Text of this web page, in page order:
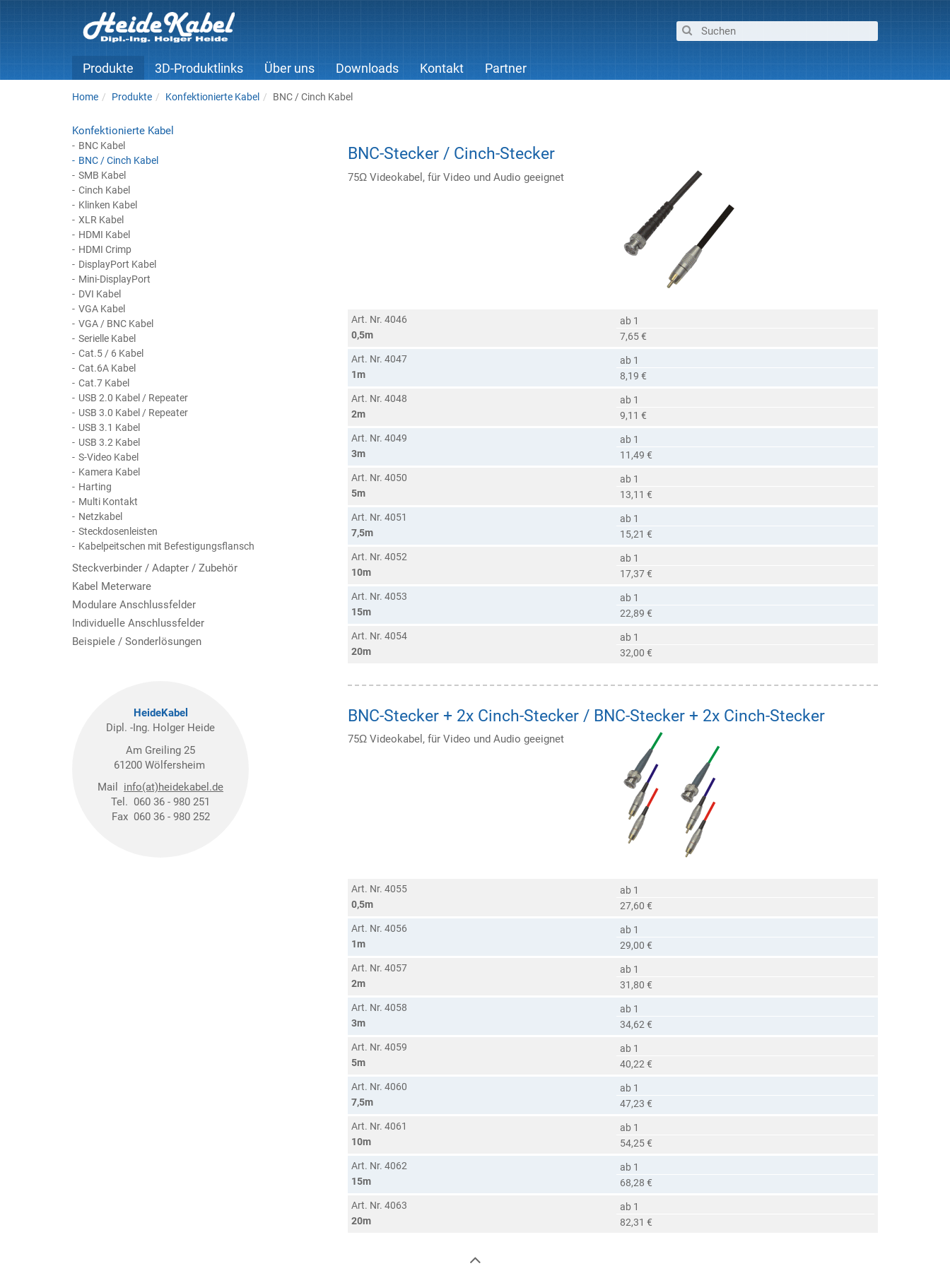
Produkte 3D-Produktlinks Über uns Downloads Kontakt Partner
Home Produkte Konfektionierte Kabel BNC / Cinch Kabel
Konfektionierte Kabel
BNC Kabel
BNC / Cinch Kabel
SMB Kabel
Cinch Kabel
Klinken Kabel
XLR Kabel
HDMI Kabel
HDMI Crimp
DisplayPort Kabel
Mini-DisplayPort
DVI Kabel
VGA Kabel
VGA / BNC Kabel
Serielle Kabel
Cat.5 / 6 Kabel
Cat.6A Kabel
Cat.7 Kabel
USB 2.0 Kabel / Repeater
USB 3.0 Kabel / Repeater
USB 3.1 Kabel
USB 3.2 Kabel
S-Video Kabel
Kamera Kabel
Harting
Multi Kontakt
Netzkabel
Steckdosenleisten
Kabelpeitschen mit Befestigungsflansch
Steckverbinder / Adapter / Zubehör
Kabel Meterware
Modulare Anschlussfelder
Individuelle Anschlussfelder
Beispiele / Sonderlösungen
HeideKabel
Dipl. -Ing. Holger Heide
Am Greiling 25
61200 Wölfersheim
Mail info(at)heidekabel.de
Tel. 060 36 - 980 251
Fax 060 36 - 980 252
BNC-Stecker / Cinch-Stecker
75Ω Videokabel, für Video und Audio geeignet
Art. Nr. 4046
0,5m
ab 1
7,65 €
Art. Nr. 4047
1m
ab 1
8,19 €
Art. Nr. 4048
2m
ab 1
9,11 €
Art. Nr. 4049
3m
ab 1
11,49 €
Art. Nr. 4050
5m
ab 1
13,11 €
Art. Nr. 4051
7,5m
ab 1
15,21 €
Art. Nr. 4052
10m
ab 1
17,37 €
Art. Nr. 4053
15m
ab 1
22,89 €
Art. Nr. 4054
20m
ab 1
32,00 €
BNC-Stecker + 2x Cinch-Stecker / BNC-Stecker + 2x Cinch-Stecker
75Ω Videokabel, für Video und Audio geeignet
Art. Nr. 4055
0,5m
ab 1
27,60 €
Art. Nr. 4056
1m
ab 1
29,00 €
Art. Nr. 4057
2m
ab 1
31,80 €
Art. Nr. 4058
3m
ab 1
34,62 €
Art. Nr. 4059
5m
ab 1
40,22 €
Art. Nr. 4060
7,5m
ab 1
47,23 €
Art. Nr. 4061
10m
ab 1
54,25 €
Art. Nr. 4062
15m
ab 1
68,28 €
Art. Nr. 4063
20m
ab 1
82,31 €